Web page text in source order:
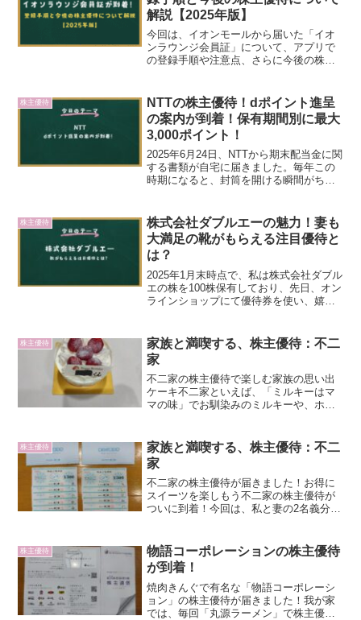
解説【2025年版】
今回は、イオンモールから届いた「イオ
ンラウンジ会員証」について、アプリで
の登録手順や注意点、さらに今後の株主
了となるため、「今回が最後の優待」と
なる方も多いのではな...
株主優待
NTTの株主優待！dポイント進呈
の案内が到着！保有期間別に最大
3,000ポイント！
2025年6月24日、NTTから期末配当金に関
する書類が自宅に届きました。毎年この
時期になると、封筒を開ける瞬間がちょ
案内」が同封されていました！私は、
NTTの株を2年...
株主優待
株式会社ダブルエーの魅力！妻も
大満足の靴がもらえる注目優待と
は？
2025年1月末時点で、私は株式会社ダブル
エの株を100株保有しており、先日、オン
ラインショップにて優待券を使い、嬉し
り、今回はその満足体験を中心に、ダブ
ルエーの株主優待...
株主優待
家族と満喫する、株主優待：不二
家
不二家の株主優待で楽しむ家族の思い出
ケーキ不二家といえば、「ミルキーはマ
マの味」でお馴染みのミルキーや、ホー
れ」シリーズも話題ですが、やはりペコ
ちゃんのキャラクターが印象...
株主優待
家族と満喫する、株主優待：不二
家
不二家の株主優待が届きました！お得に
スイーツを楽しもう不二家の株主優待が
ついに到着！今回は、私と妻の2名義分で
して、4,000円分は息子の誕生日ケーキを
購入...
株主優待
物語コーポレーションの株主優待
が到着！
焼肉きんぐで有名な「物語コーポレーシ
ョン」の株主優待が届きました！我が家
では、毎回「丸源ラーメン」で株主優待